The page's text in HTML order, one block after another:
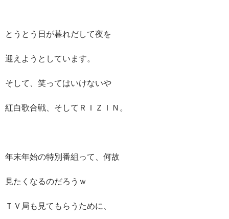
とうとう日が暮れだして夜を
迎えようとしています。
そして、笑ってはいけないや
紅白歌合戦、そしてＲＩＺＩＮ。
年末年始の特別番組って、何故
見たくなるのだろうｗ
ＴＶ局も見てもらうために、